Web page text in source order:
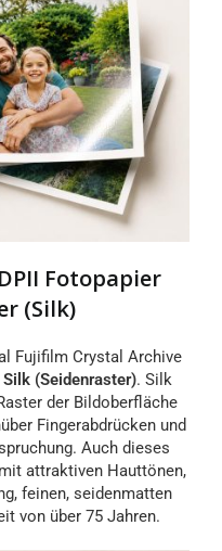
Fotopapier
(Silk)
Fujifilm Crystal Archive
Silk (Seidenraster). Silk
der Bildoberfläche
Fingerabdrücken und
Auch dieses
attraktiven Hauttönen,
feinen, seidenmatten
von über 75 Jahren.